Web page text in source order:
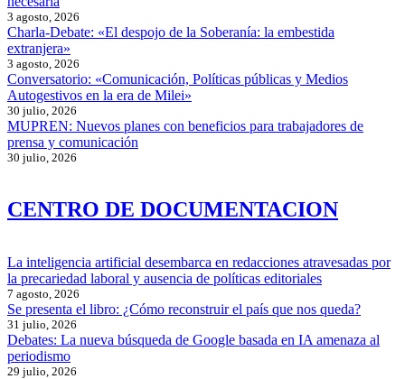
3 agosto, 2026
Charla-Debate: «El despojo de la Soberanía: la embestida
extranjera»
3 agosto, 2026
Conversatorio: «Comunicación, Políticas públicas y Medios
Autogestivos en la era de Milei»
30 julio, 2026
MUPREN: Nuevos planes con beneficios para trabajadores de
prensa y comunicación
30 julio, 2026
CENTRO DE DOCUMENTACION
La inteligencia artificial desembarca en redacciones atravesadas por
la precariedad laboral y ausencia de políticas editoriales
7 agosto, 2026
Se presenta el libro: ¿Cómo reconstruir el país que nos queda?
31 julio, 2026
Debates: La nueva búsqueda de Google basada en IA amenaza al
periodismo
29 julio, 2026